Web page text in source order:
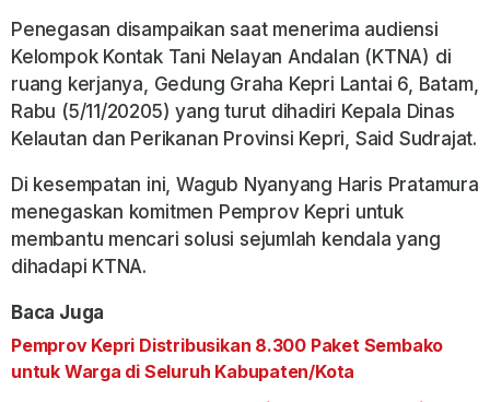
Penegasan disampaikan saat menerima audiensi
Kelompok Kontak Tani Nelayan Andalan (KTNA) di
ruang kerjanya, Gedung Graha Kepri Lantai 6, Batam,
Rabu (5/11/20205) yang turut dihadiri Kepala Dinas
Kelautan dan Perikanan Provinsi Kepri, Said Sudrajat.
Di kesempatan ini, Wagub Nyanyang Haris Pratamura
menegaskan komitmen Pemprov Kepri untuk
membantu mencari solusi sejumlah kendala yang
dihadapi KTNA.
Baca Juga
Pemprov Kepri Distribusikan 8.300 Paket Sembako
untuk Warga di Seluruh Kabupaten/Kota